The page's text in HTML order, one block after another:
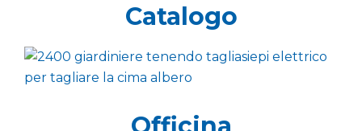
Catalogo